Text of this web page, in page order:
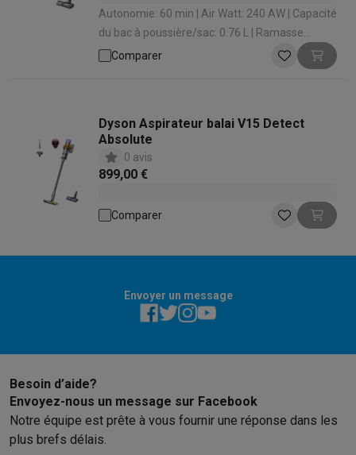
Autonomie: 60 min | Air Watt: 240 AW | Capacité
du bac à poussière/sac: 0.76 L | Ramasse
miettes intégré: Oui | Temps de charge: 270 min
Comparer
Dyson Aspirateur balai V15 Detect
Absolute
0 avis
899,00 €
Comparer
Envoyer un message
Besoin d’aide?
Envoyez-nous un message sur Facebook
Notre équipe est prête à vous fournir une réponse dans les
plus brefs délais.